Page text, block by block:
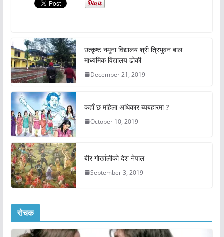
उत्कृष्ट नमूना विद्यालय श्री त्रिभुवन बाल
माध्यमिक विद्यालय ढोकी
December 21, 2019
कहाँ छ महिला अधिकार ब्यबहारमा ?
October 10, 2019
बीर गोर्खालीको देश नेपाल
September 3, 2019
रोचक